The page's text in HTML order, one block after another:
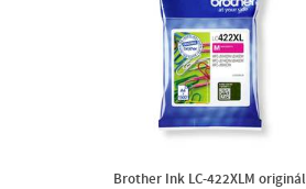
Brother Ink LC-422XLM originál